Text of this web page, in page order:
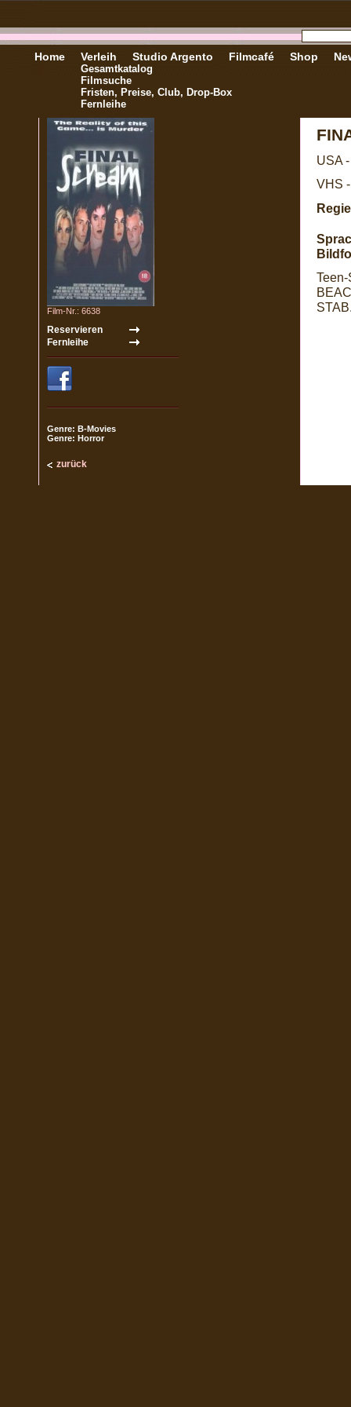
Home Verleih
Gesamtkatalog
Filmsuche
Fristen, Preise, Club, Drop-Box
Fernleihe
Studio Argento Filmcafé Shop
Film-Nr.: 6638
Genre: B-Movies
Genre: Horror
zurück
USA
VHS